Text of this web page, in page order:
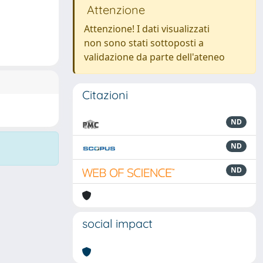
Attenzione
Attenzione! I dati visualizzati
non sono stati sottoposti a
validazione da parte dell'ateneo
Citazioni
ND
ND
ND
social impact